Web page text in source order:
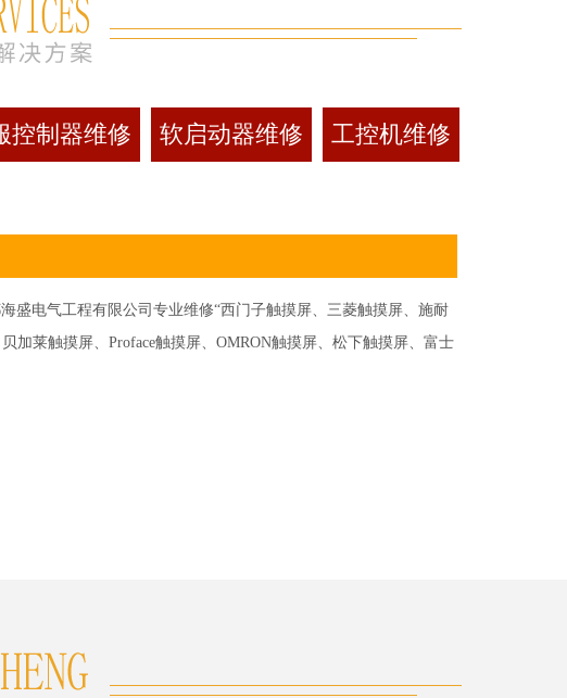
控制器维修 软启动器维修 工控机维修
气工程有限公司专业维修“西门子触摸屏、三菱触摸屏、施耐
加莱触摸屏、Proface触摸屏、OMRON触摸屏、松下触摸屏、富士